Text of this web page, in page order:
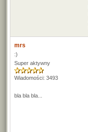
mrs
:)
Super aktywny
Wiadomości: 3493
bla bla bla...